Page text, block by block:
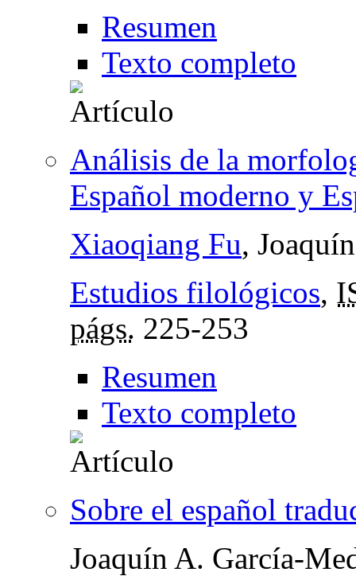
Resumen
Texto completo
Análisis de la
Español moderno y
Xiaoqiang Fu,
Estudios filológicos,
págs. 225-253
Resumen
Texto completo
Sobre el español
Joaquín A. García-